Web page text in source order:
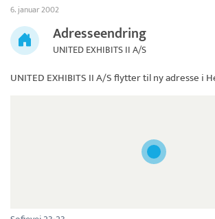
6. januar 2002
Adresseendring
UNITED EXHIBITS II A/S
UNITED EXHIBITS II A/Sflytter til ny adresse i